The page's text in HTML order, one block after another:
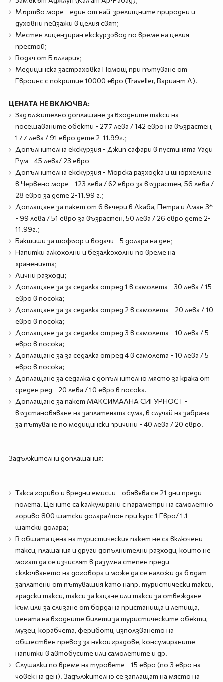
Мъртво море - един от най-зрелищните природни и
духовни пейзажи в целия свят;
Mестен лицензиран екскурзовод по време на целия
престой;
Водач от България;
Медицинска застраховка Помощ при пътуване от
Евроинс с покритие 10000 евро (Traveller, Вариант А).
ЦЕНАТА НЕ ВКЛЮЧВА:
Задължително доплащане за входните такси на
посещаваните обекти - 277 лева / 142 евро на възрастен,
177 лева / 91 евро дете 2-11.99г.;
Допълнителна екскурзия - Джип сафари в пустинята Уади
Рум - 45 лева/ 23 евро
Допълнителна екскурзия - Морска разходка и шнорхелинг
в Червено море - 123 лева / 62 евро за възрастен, 56 лева /
28 евро за дете 2-11.99 г.;
Доплащане за пакет от 6 вечери в Акаба, Петра и Аман 3*
- 99 лева / 51 евро за възрастен, 50 лева / 26 евро дете 2-
11.99г.;
Бакшиши за шофьор и водачи - 5 долара на ден;
Напитки алкохолни и безалкохолни по време на
храненията;
Лични разходи;
Доплащане за за седалка от ред 1 в самолета - 30 лева / 15
евро в посока;
Доплащане за за седалка от ред 2 в самолета - 20 лева / 10
евро в посока;
Доплащане за за седалка от ред 3 в самолета - 10 лева / 5
евро в посока;
Доплащане за за седалка от ред 4 в самолета - 10 лева / 5
евро в посока;
Доплащане за седалка с допълнително място за крака от
среден ред - 20 лева / 10 евро в посока.
Доплащане за пакет МАКСИМАЛНА СИГУРНОСТ -
възстановяване на заплатената сума, в случай на забрана
за пътуване по медицински причини - 40 лева / 20 евро.
Задължителни доплащания:
Такса гориво и вредни емисии - обявява се 21 дни преди
полета. Цените са калкулирани с параметри на самолетно
гориво 800 щатски долара/тон при курс 1 Евро/ 1.1
щатски долара;
В общата цена на туристическия пакет не са включени
такси, плащания и други допълнителни разходи, които не
могат да се изчислят в разумна степен преди
сключването на договора и може да се наложи да бъдат
заплатени от пътуващия като напр. туристически такси,
градски такси, такси за кацане или такси за отвеждане
към или за слизане от борда на пристанища и летища,
цената на входните билети за туристическите обекти,
музеи, корабчета, фериботи, използването на
обществен превоз за някои градове, консумираните
напитки в автобусите или самолетите и др.
Слушалки по време на туровете - 15 евро (по 3 евро на
човек на ден). Задължително се заплащат на място на